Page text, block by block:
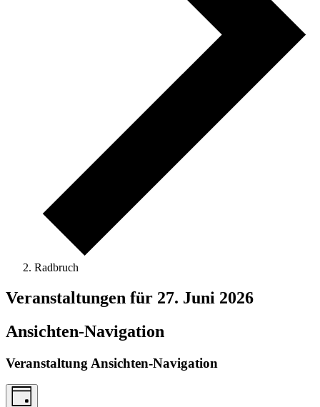
Radbruch
Veranstaltungen für 27. Juni 2026
Ansichten-Navigation
Veranstaltung Ansichten-Navigation